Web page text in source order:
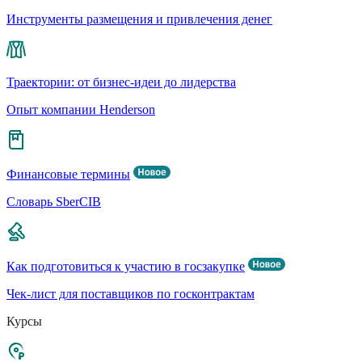
Инструменты размещения и привлечения денег
Траектории: от бизнес-идеи до лидерства
Опыт компании Henderson
Финансовые термины
Словарь SberCIB
Как подготовиться к участию в госзакупке
Чек-лист для поставщиков по госконтрактам
Курсы